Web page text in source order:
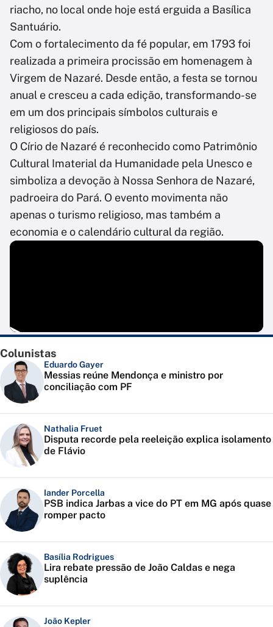
riacho, no local onde hoje está erguida a Basílica
Santuário.
Com o fortalecimento da fé popular, em 1793 foi
realizada a primeira procissão em homenagem à
Virgem de Nazaré. Desde então, a festa se tornou
anual e cresceu a cada edição, transformando-se
em um dos principais símbolos culturais e
religiosos do país.
O Círio de Nazaré é reconhecido como Patrimônio
Cultural Imaterial da Humanidade pela Unesco e
simboliza a devoção à Nossa Senhora de Nazaré,
padroeira do Pará. O evento movimenta não
apenas o turismo religioso, mas também a
economia e o calendário cultural da região.
Colunistas
Eduardo Gayer
Messias reúne Mendonça e ministro por
conciliação com PF
Nathalia Fruet
Disputa recorde pela reeleição explica isolamento
de Flávio
Iander Porcella
PSB indica Jarbas a vice do PT em MG após quase
romper pacto
Basília Rodrigues
Lira rebate pressão de João Caldas e nega
suplência
João Kepler